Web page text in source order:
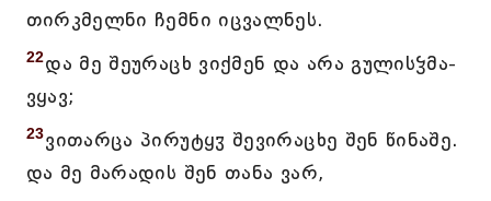
თირკმელნი ჩემნი იცვალნეს.
22და მე შეურაცხ ვიქმენ და არა გულისჴმა-
ვყავ;
23ვითარცა პირუტყჳ შევირაცხე შენ წინაშე.
და მე მარადის შენ თანა ვარ,